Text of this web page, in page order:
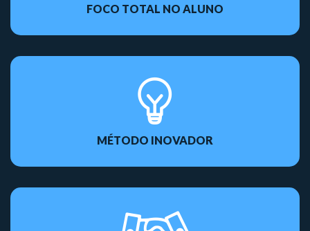
FOCO TOTAL NO ALUNO
MÉTODO INOVADOR